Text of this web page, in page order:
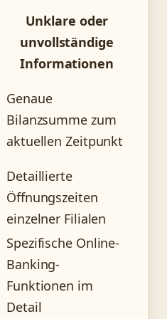
Unklare oder
unvollständige
Informationen
Genaue
Bilanzsumme zum
aktuellen Zeitpunkt
Detaillierte
Öffnungszeiten
einzelner Filialen
Spezifische Online-
Banking-
Funktionen im
Detail